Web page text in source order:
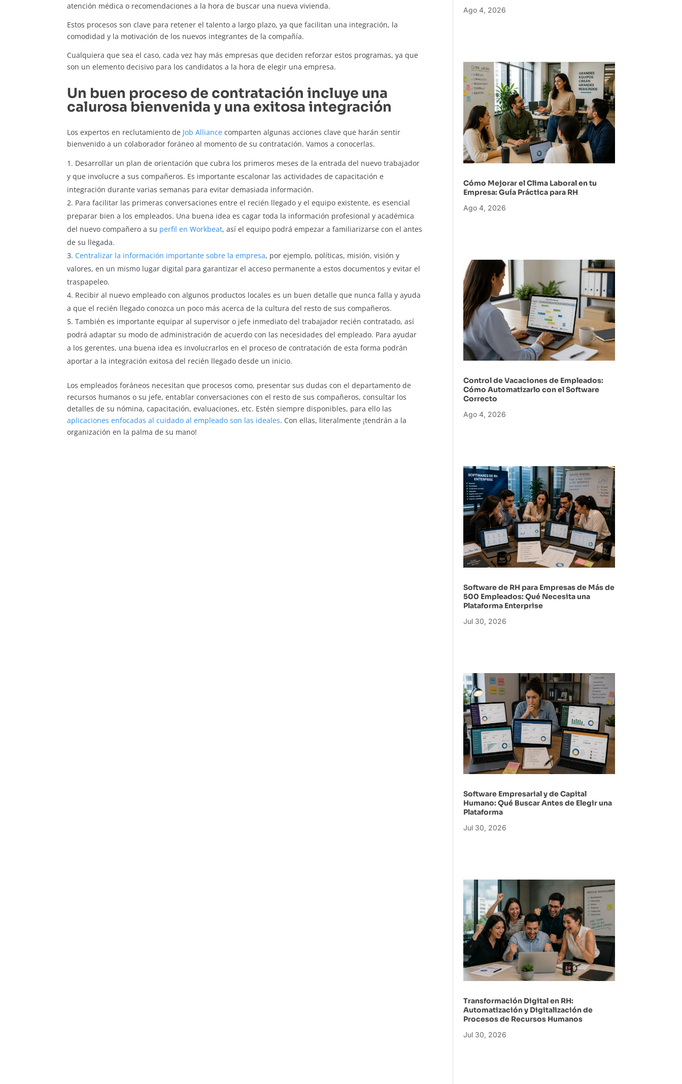
atención médica o recomendaciones a la hora de buscar una nueva vivienda.
Estos procesos son clave para retener el talento a largo plazo, ya que facilitan una integración, la
comodidad y la motivación de los nuevos integrantes de la compañía.
Cualquiera que sea el caso, cada vez hay más empresas que deciden reforzar estos programas, ya que
son un elemento decisivo para los candidatos a la hora de elegir una empresa.
Un buen proceso de contratación incluye una
calurosa bienvenida y una exitosa integración
Los expertos en reclutamiento de Job Alliance comparten algunas acciones clave que harán sentir
bienvenido a un colaborador foráneo al momento de su contratación. Vamos a conocerlas.
Desarrollar un plan de orientación que cubra los primeros meses de la entrada del nuevo trabajador
y que involucre a sus compañeros. Es importante escalonar las actividades de capacitación e
integración durante varias semanas para evitar demasiada información.
Para facilitar las primeras conversaciones entre el recién llegado y el equipo existente, es esencial
preparar bien a los empleados. Una buena idea es cagar toda la información profesional y académica
del nuevo compañero a su perfil en Workbeat, así el equipo podrá empezar a familiarizarse con el antes
de su llegada.
Centralizar la información importante sobre la empresa, por ejemplo, políticas, misión, visión y
valores, en un mismo lugar digital para garantizar el acceso permanente a estos documentos y evitar el
traspapeleo.
Recibir al nuevo empleado con algunos productos locales es un buen detalle que nunca falla y ayuda
a que el recién llegado conozca un poco más acerca de la cultura del resto de sus compañeros.
También es importante equipar al supervisor o jefe inmediato del trabajador recién contratado, así
podrá adaptar su modo de administración de acuerdo con las necesidades del empleado. Para ayudar
a los gerentes, una buena idea es involucrarlos en el proceso de contratación de esta forma podrán
aportar a la integración exitosa del recién llegado desde un inicio.
Los empleados foráneos necesitan que procesos como, presentar sus dudas con el departamento de
recursos humanos o su jefe, entablar conversaciones con el resto de sus compañeros, consultar los
detalles de su nómina, capacitación, evaluaciones, etc. Estén siempre disponibles, para ello las
aplicaciones enfocadas al cuidado al empleado son las ideales. Con ellas, literalmente ¡tendrán a la
organización en la palma de su mano!
Ago 4, 2026
Cómo Mejorar el Clima Laboral en tu
Empresa: Guía Práctica para RH
Ago 4, 2026
Control de Vacaciones de Empleados:
Cómo Automatizarlo con el Software
Correcto
Ago 4, 2026
Software de RH para Empresas de Más de
500 Empleados: Qué Necesita una
Plataforma Enterprise
Jul 30, 2026
Software Empresarial y de Capital
Humano: Qué Buscar Antes de Elegir una
Plataforma
Jul 30, 2026
Transformación Digital en RH:
Automatización y Digitalización de
Procesos de Recursos Humanos
Jul 30, 2026